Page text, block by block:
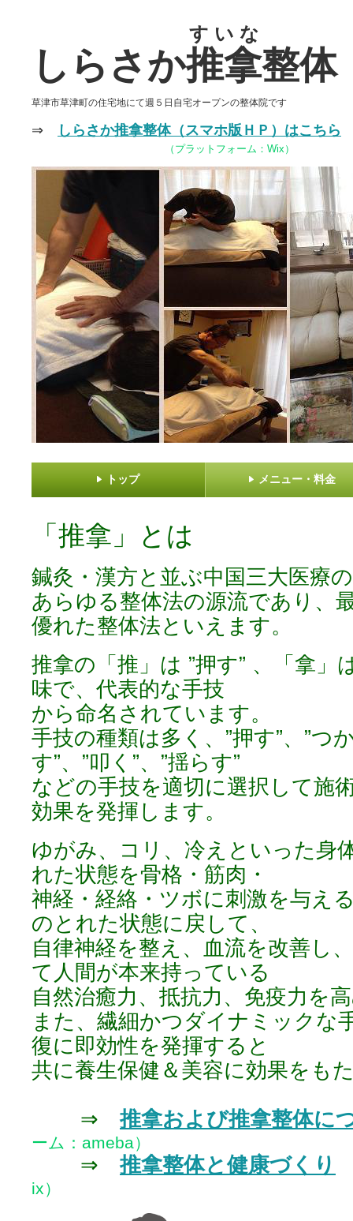
しらさか推拿
すいな
整体
草津市草津町の住宅地にて週５日自宅オープンの整体院です
⇒ しらさか推拿整体（スマホ版ＨＰ）はこちら
（プラットフォーム：Wix）
トップ メニュー・料金
「推拿」とは
鍼灸・漢方と並ぶ中国三大医療
あらゆる整体法の源流であり、
優れた整体法といえます。
推拿の「推」は ”押す” 、「拿」
味で、代表的な手技
から命名されています。
手技の種類は多く、”押す”、”つ
す”、”叩く”、”揺らす”
などの手技を適切に選択して施
効果を発揮します。
ゆがみ、コリ、冷えといった身
れた状態を骨格・筋肉・
神経・経絡・ツボに刺激を与え
のとれた状態に戻して、
自律神経を整え、血流を改善し
て人間が本来持っている
自然治癒力、抵抗力、免疫力を
また、繊細かつダイナミックな
復に即効性を発揮すると
共に養生保健＆美容に効果をも
⇒推拿および推拿整体に
ーム：ameba）
⇒推拿整体と健康づくり
ix）